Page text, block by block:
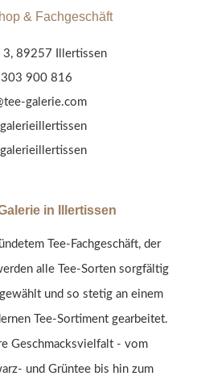
& Fachgeschäft
3, 89257 Illertissen
900 816
galerie.com
in Illertissen
Tee-Fachgeschäft, der
alle Tee-Sorten sorgfältig
und so stetig an einem
Tee-Sortiment gearbeitet.
Geschmacksvielfalt - vom
und Grüntee bis hin zum